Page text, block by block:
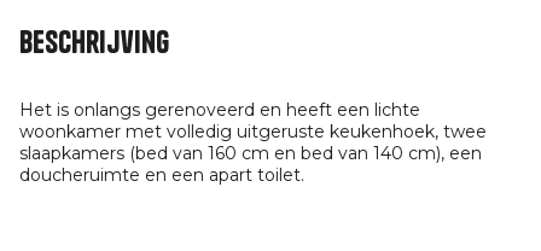
Beschrijving
Het is onlangs gerenoveerd en heeft een lichte
woonkamer met volledig uitgeruste keukenhoek, twee
slaapkamers (bed van 160 cm en bed van 140 cm), een
doucheruimte en een apart toilet.